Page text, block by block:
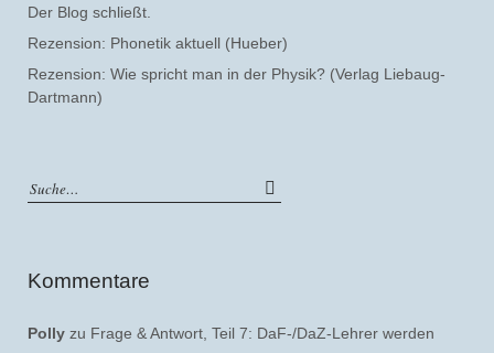
Der Blog schließt.
Rezension: Phonetik aktuell (Hueber)
Rezension: Wie spricht man in der Physik? (Verlag Liebaug-
Dartmann)
Kommentare
Polly zu Frage & Antwort, Teil 7: DaF-/DaZ-Lehrer werden